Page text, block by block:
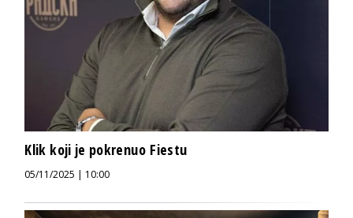
Klik koji je pokrenuo Fiestu
05/11/2025 | 10:00